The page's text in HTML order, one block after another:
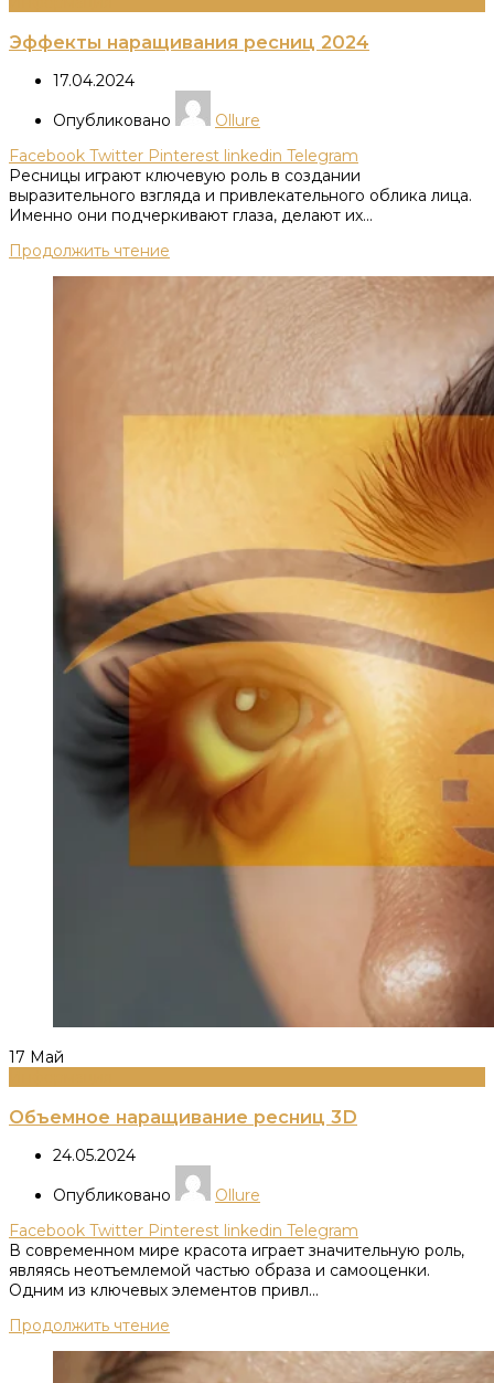
Эффекты наращивания ресниц 2024
17.04.2024
Опубликовано
Ollure
Facebook Twitter Pinterest linkedin Telegram
Ресницы играют ключевую роль в создании
выразительного взгляда и привлекательного облика лица.
Именно они подчеркивают глаза, делают их...
Продолжить чтение
17 Май
Объемное наращивание ресниц 3D
24.05.2024
Опубликовано
Ollure
Facebook Twitter Pinterest linkedin Telegram
В современном мире красота играет значительную роль,
являясь неотъемлемой частью образа и самооценки.
Одним из ключевых элементов привл...
Продолжить чтение